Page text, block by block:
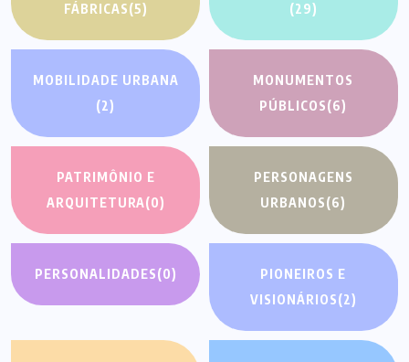
FÁBRICAS(5)
(29)
MOBILIDADE URBANA
(2)
MONUMENTOS
PÚBLICOS(6)
PATRIMÔNIO E
ARQUITETURA(0)
PERSONAGENS
URBANOS(6)
PERSONALIDADES(0)
PIONEIROS E
VISIONÁRIOS(2)